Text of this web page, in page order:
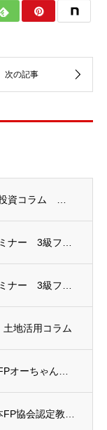
地活用コラム